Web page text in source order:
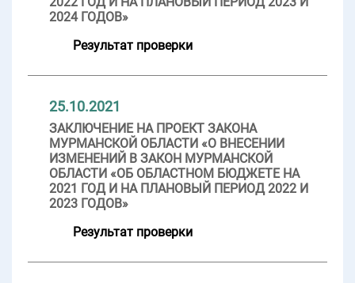
2024 ГОДОВ»
Результат проверки
25.10.2021
ЗАКЛЮЧЕНИЕ НА ПРОЕКТ ЗАКОНА
МУРМАНСКОЙ ОБЛАСТИ «О ВНЕСЕНИИ
ИЗМЕНЕНИЙ В ЗАКОН МУРМАНСКОЙ
ОБЛАСТИ «ОБ ОБЛАСТНОМ БЮДЖЕТЕ НА
2021 ГОД И НА ПЛАНОВЫЙ ПЕРИОД 2022 И
2023 ГОДОВ»
Результат проверки